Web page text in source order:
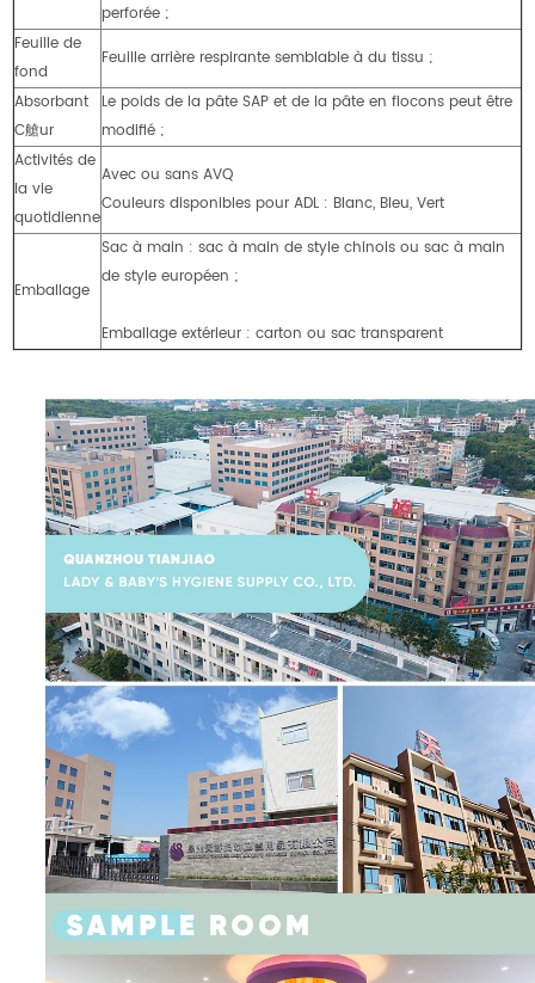
perforée ;
Feuille de
fond
Feuille arrière respirante semblable à du tissu ;
Absorbant
C艙ur
Le poids de la pâte SAP et de la pâte en flocons peut être
modifié ;
Activités de
la vie
quotidienne
Avec ou sans AVQ
Couleurs disponibles pour ADL : Blanc, Bleu, Vert
Emballage
Sac à main : sac à main de style chinois ou sac à main
de style européen ;
Emballage extérieur : carton ou sac transparent